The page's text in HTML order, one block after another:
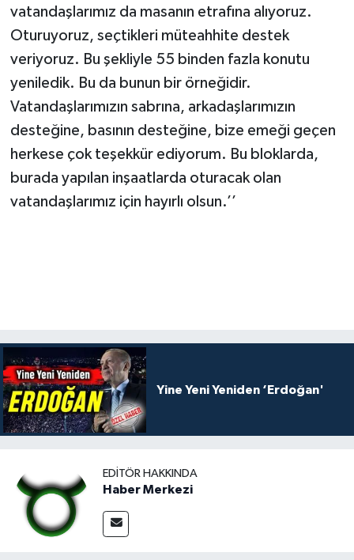
vatandaşlarımız da masanın etrafına alıyoruz.
Oturuyoruz, seçtikleri müteahhite destek
veriyoruz. Bu şekliyle 55 binden fazla konutu
yeniledik. Bu da bunun bir örneğidir.
Vatandaşlarımızın sabrına, arkadaşlarımızın
desteğine, basının desteğine, bize emeği geçen
herkese çok teşekkür ediyorum. Bu bloklarda,
burada yapılan inşaatlarda oturacak olan
vatandaşlarımız için hayırlı olsun.’’
Yine Yeni Yeniden ‘Erdoğan'
EDITÖR HAKKINDA
Haber Merkezi